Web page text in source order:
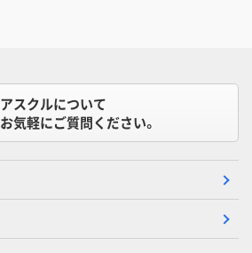
アスクルについて
お気軽にご質問ください。